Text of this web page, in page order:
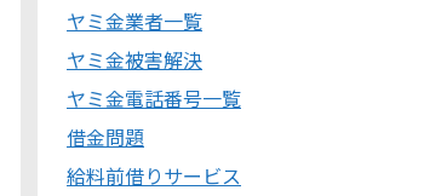
ヤミ金業者一覧
ヤミ金被害解決
ヤミ金電話番号一覧
借金問題
給料前借りサービス